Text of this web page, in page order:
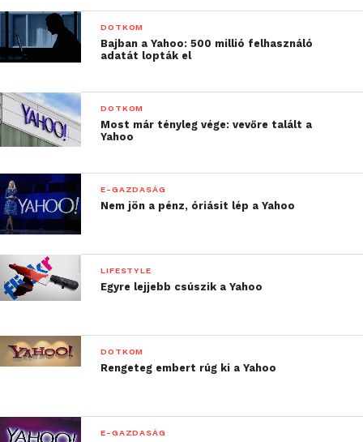
DOTKOM
Bajban a Yahoo: 500 millió felhasználó
adatát lopták el
DOTKOM
Most már tényleg vége: vevőre talált a
Yahoo
E-GAZDASÁG
Nem jön a pénz, óriásit lép a Yahoo
LIFESTYLE
Egyre lejjebb csúszik a Yahoo
DOTKOM
Rengeteg embert rúg ki a Yahoo
E-GAZDASÁG